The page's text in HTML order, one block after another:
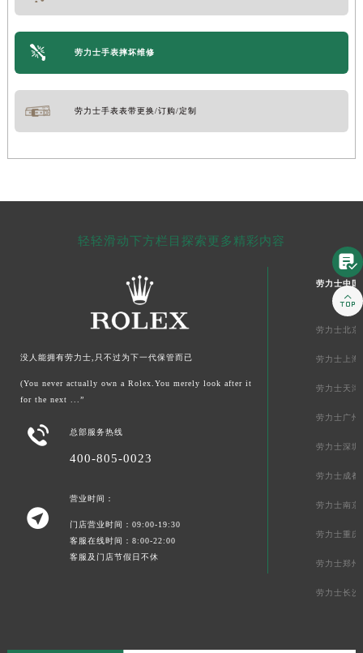
劳力士手表摔坏维修
劳力士手表表带更换/订购/定制
轻轻滑动下方栏目探索更多精彩内容
没人能拥有劳力士,只不过为下一代保管而已
(You never actually own a Rolex.You merely look after it
for the next ...”
 总部服务热线
400-805-0023

营业时间：
门店营业时间：09:00-19:30
客服在线时间：8:00-22:00
客服及门店节假日不休
劳力士中国
劳力士北京
劳力士上海
劳力士天津
劳力士广州
劳力士深圳
劳力士成都
劳力士南京
劳力士重庆
劳力士郑州
劳力士长沙

